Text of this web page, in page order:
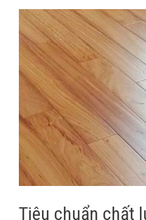
Tiêu chuẩn chất